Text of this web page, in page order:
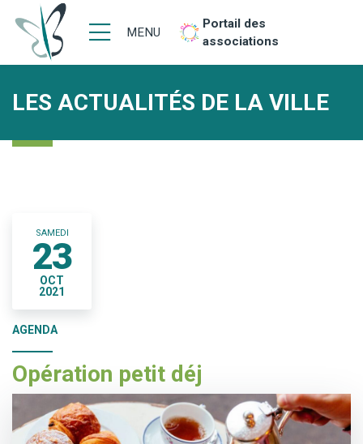
MENU
Portail des
associations
LES ACTUALITÉS DE LA VILLE
SAMEDI
23
OCT
2021
AGENDA
Opération petit déj